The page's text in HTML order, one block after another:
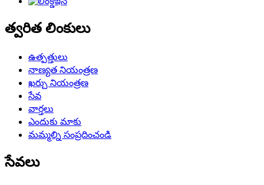
త్వరిత లింకులు
ఉత్పత్తులు
నాణ్యత నియంత్రణ
ఖర్చు నియంత్రణ
సేవ
వార్తలు
ఎందుకు మాకు
మమ్మల్ని సంప్రదించండి
సేవలు